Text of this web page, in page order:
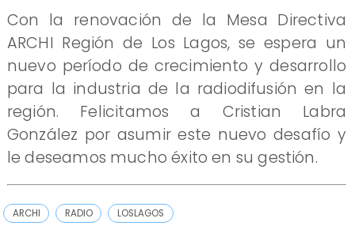
Con la renovación de la Mesa Directiva
ARCHI Región de Los Lagos, se espera un
nuevo período de crecimiento y desarrollo
para la industria de la radiodifusión en la
región. Felicitamos a Cristian Labra
González por asumir este nuevo desafío y
le deseamos mucho éxito en su gestión.
ARCHI RADIO LOSLAGOS